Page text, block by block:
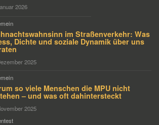
2026
im Straßenverkehr: Was
Dichte und soziale Dynamik über uns
2025
so viele Menschen die MPU nicht
– und was oft dahintersteckt
2025